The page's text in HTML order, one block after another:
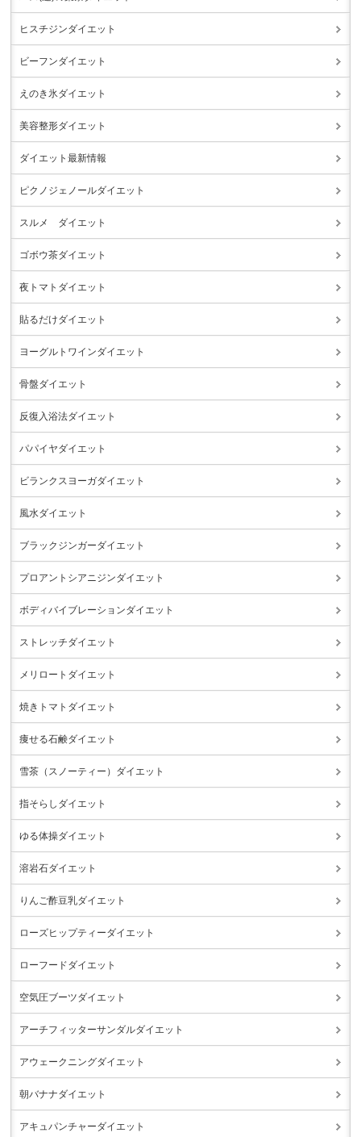
ヒスチジンダイエット
ビーフンダイエット
えのき氷ダイエット
美容整形ダイエット
ダイエット最新情報
ピクノジェノールダイエット
スルメ ダイエット
ゴボウ茶ダイエット
夜トマトダイエット
貼るだけダイエット
ヨーグルトワインダイエット
骨盤ダイエット
反復入浴法ダイエット
パパイヤダイエット
ビランクスヨーガダイエット
風水ダイエット
ブラックジンガーダイエット
プロアントシアニジンダイエット
ボディバイブレーションダイエット
ストレッチダイエット
メリロートダイエット
焼きトマトダイエット
痩せる石鹸ダイエット
雪茶（スノーティー）ダイエット
指そらしダイエット
ゆる体操ダイエット
溶岩石ダイエット
りんご酢豆乳ダイエット
ローズヒップティーダイエット
ローフードダイエット
空気圧ブーツダイエット
アーチフィッターサンダルダイエット
アウェークニングダイエット
朝バナナダイエット
アキュパンチャーダイエット